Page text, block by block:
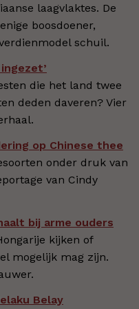
laagvlaktes. De
boosdoener,
schuil.
die het land twee
deden daveren? Vier
op Chinese thee
onder druk van
van Cindy
bij arme ouders
kijken of
mogelijk mag zijn.
Belay